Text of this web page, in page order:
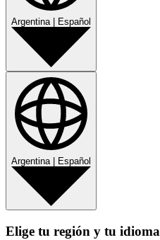
Argentina| Español
Argentina Español
Elige tu región y tu idioma